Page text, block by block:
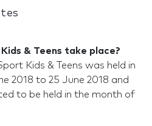
& Teens take place?
Kids & Teens was held in
2018 to 25 June 2018 and
to be held in the month of